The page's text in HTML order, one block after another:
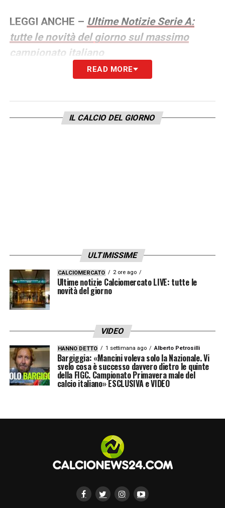
LEGGI ANCHE – Ultime Notizie Serie A:
tutte le novità del giorno sul massimo
campionato italiano
READ MORE
IL CALCIO DEL GIORNO
ULTIMISSIME
CALCIOMERCATO 2 ore ago
Ultime notizie Calciomercato LIVE: tutte le
novità del giorno
VIDEO
HANNO DETTO 1 settimana ago Alberto Petrosilli
Bargiggia: «Mancini voleva solo la Nazionale. Vi
svelo cosa è successo davvero dietro le quinte
della FIGC. Campionato Primavera male del
calcio italiano» ESCLUSIVA e VIDEO